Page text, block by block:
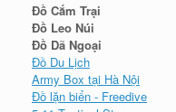
Đồ Cắm Trại
Đồ Leo Núi
Đồ Dã Ngoại
Đồ Du Lịch
Army Box tại Hà Nội
Đồ lặn biển - Freedive